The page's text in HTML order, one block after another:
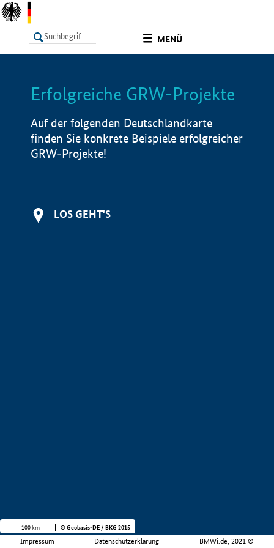
MENÜ
LISTE Info
Erfolgreiche GRW-Projekte
Auf der folgenden Deutschlandkarte
finden Sie konkrete Beispiele erfolgreicher
GRW-Projekte!
LOS GEHT'S
Impressum Datenschutzerklärung BMWi.de, 2021 ©
100 km © Geobasis-DE / BKG 2015